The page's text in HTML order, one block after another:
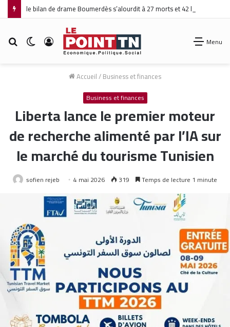
le bilan de drame Boumerdès s’alourdit à 27 morts et 42 blessés
Rechercher
Switch Connexion Menu
Accueil/Business et finances
Business et finances
Liberta lance le premier moteur
de recherche alimenté par l’IA sur
le marché du tourisme Tunisien
sofien rejeb 4 mai 2026 319 Temps de lecture 1 minute